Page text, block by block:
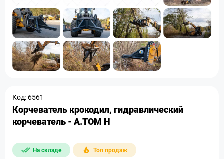
Код: 6561
Корчеватель крокодил, гидравлический
корчеватель - A.TOM H
На складе Топ продаж